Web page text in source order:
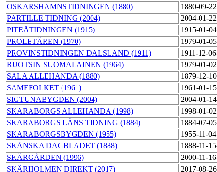
OSKARSHAMNSTIDNINGEN (1880)
1880-09-
PARTILLE TIDNING (2004)
2004-01-
PITEÅTIDNINGEN (1915)
1915-01-
PROLETÄREN (1970)
1979-01-
PROVINSTIDNINGEN DALSLAND (1911)
1911-12-
RUOTSIN SUOMALAINEN (1964)
1979-01-
SALA ALLEHANDA (1880)
1879-12-
SAMEFOLKET (1961)
1961-01-
SIGTUNABYGDEN (2004)
2004-01-
SKARABORGS ALLEHANDA (1998)
1998-01-
SKARABORGS LÄNS TIDNING (1884)
1884-07-
SKARABORGSBYGDEN (1955)
1955-11-
SKÅNSKA DAGBLADET (1888)
1888-11-
SKÄRGÅRDEN (1996)
2000-11-
SKÄRHOLMEN DIREKT (2017)
2017-08-